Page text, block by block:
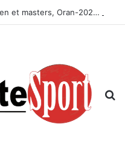
Championnat national d’été open et masters, Oran-2026 — Le CRB s’adjuge le titre